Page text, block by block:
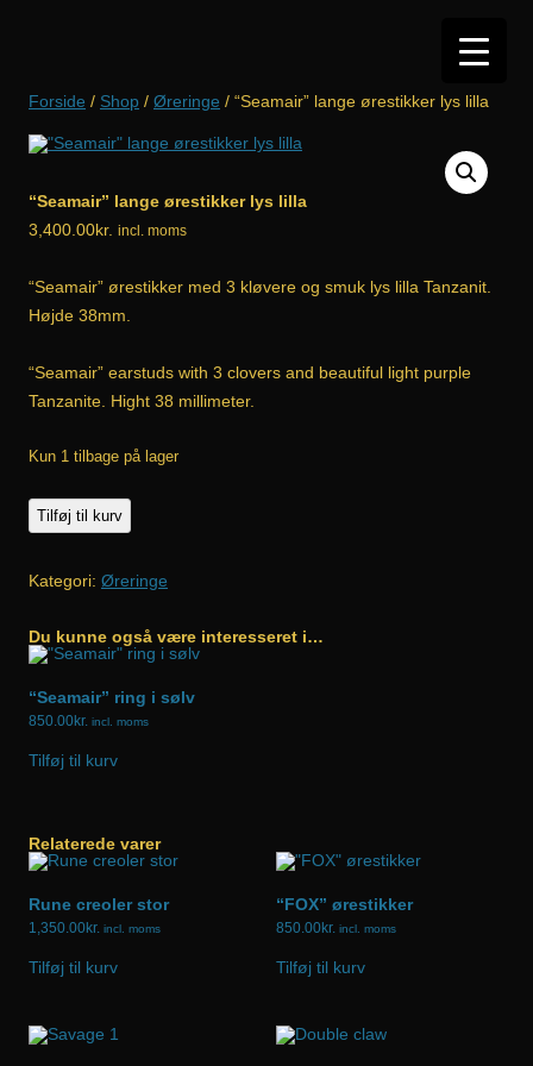
Forside / Shop / Øreringe / “Seamair” lange ørestikker lys lilla
“Seamair” lange ørestikker lys lilla
3,400.00kr. incl. moms
“Seamair” ørestikker med 3 kløvere og smuk lys lilla Tanzanit.
Højde 38mm.
“Seamair” earstuds with 3 clovers and beautiful light purple
Tanzanite. Hight 38 millimeter.
Kun 1 tilbage på lager
"Seamair"
antal
Tilføj til kurv
Kategori: Øreringe
Du kunne også være interesseret i…
“Seamair” ring i sølv
850.00kr. incl. moms
Tilføj til kurv
Relaterede varer
Rune creoler stor
1,350.00kr. incl. moms
Tilføj til kurv
“FOX” ørestikker
850.00kr. incl. moms
Tilføj til kurv